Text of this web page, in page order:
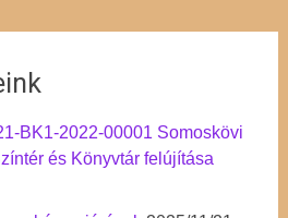
BK1-2022-00001 Somoskövi
és Könyvtár felújítása